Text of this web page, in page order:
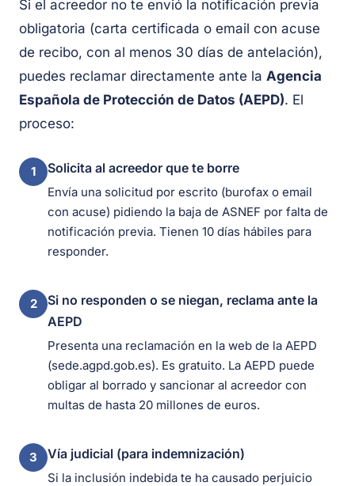
Si el acreedor no te envió la notificación previa
obligatoria (carta certificada o email con acuse
de recibo, con al menos 30 días de antelación),
puedes reclamar directamente ante la Agencia
Española de Protección de Datos (AEPD). El
proceso:
1 Solicita al acreedor que te borre
Envía una solicitud por escrito (burofax o email
con acuse) pidiendo la baja de ASNEF por falta de
notificación previa. Tienen 10 días hábiles para
responder.
2
Si no responden o se niegan, reclama ante la
AEPD
Presenta una reclamación en la web de la AEPD
(sede.agpd.gob.es). Es gratuito. La AEPD puede
obligar al borrado y sancionar al acreedor con
multas de hasta 20 millones de euros.
3 Vía judicial (para indemnización)
Si la inclusión indebida te ha causado perjuicio